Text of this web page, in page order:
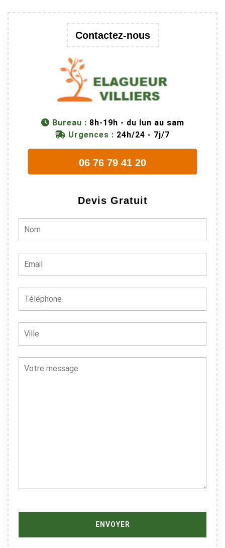
au passage
une branche
trop lourde et
donc
son équipes
connaissent
métier, c'est
juste une
ns à 100% !
Contactez-nous
Bureau : 8h-19h - du lun au sam
Urgences : 24h/24 - 7j/7
06 76 79 41 20
Devis Gratuit